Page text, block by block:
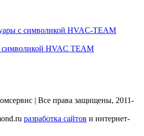
с символикой HVAC-TEAM
символикой HVAC TEAM
| Все права защищены, 2011-
разработка сайтов и интернет-